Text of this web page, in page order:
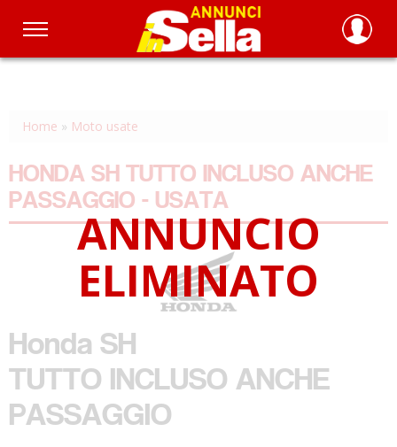
Salta
principale
Home » Moto usate
HONDA SH TUTTO INCLUSO ANCHE
PASSAGGIO - USATA
Honda SH
TUTTO INCLUSO ANCHE
PASSAGGIO